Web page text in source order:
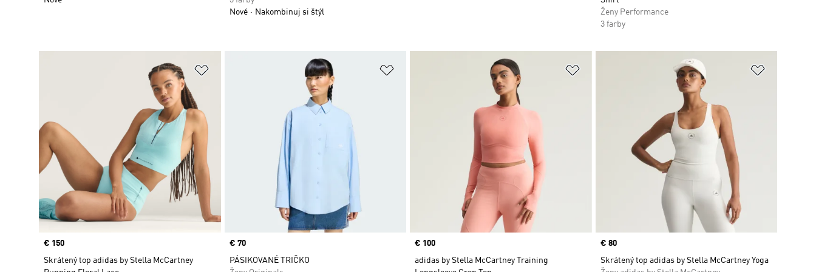
Nové
Nakombinuj si štýl
Ženy Performance
3 farby
Pridať do zoznamu želaných položiek
Price
€ 150
Skrátený top adidas by Stella McCartney
Pridať do zoznamu želaných položiek
Price
€ 70
PÁSIKOVANÉ TRIČKO
Pridať do zoznamu želaných položiek
Price
€ 100
adidas by Stella McCartney Training
Price
€ 80
Skrátený top adidas by Stella McCartney Yoga